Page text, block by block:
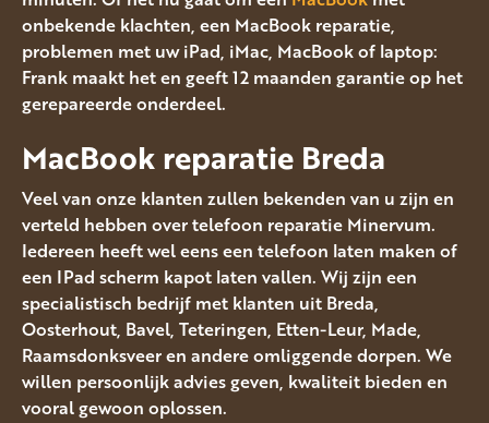
onbekende klachten, een MacBook reparatie,
problemen met uw iPad, iMac, MacBook of laptop:
Frank maakt het en geeft 12 maanden garantie op het
gerepareerde onderdeel.
MacBook reparatie Breda
Veel van onze klanten zullen bekenden van u zijn en
verteld hebben over telefoon reparatie Minervum.
Iedereen heeft wel eens een telefoon laten maken of
een IPad scherm kapot laten vallen. Wij zijn een
specialistisch bedrijf met klanten uit Breda,
Oosterhout, Bavel, Teteringen, Etten-Leur, Made,
Raamsdonksveer en andere omliggende dorpen. We
willen persoonlijk advies geven, kwaliteit bieden en
vooral gewoon oplossen.